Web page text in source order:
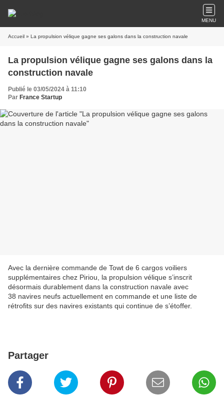
MENU
Accueil » La propulsion vélique gagne ses galons dans la construction navale
La propulsion vélique gagne ses galons dans la
construction navale
Publié le 03/05/2024 à 11:10
Par France Startup
Avec la dernière commande de Towt de 6 cargos voiliers
supplémentaires chez Piriou, la propulsion vélique s’inscrit
désormais durablement dans la construction navale avec
38 navires neufs actuellement en commande et une liste de
rétrofits sur des navires existants qui continue de s’étoffer.
Partager